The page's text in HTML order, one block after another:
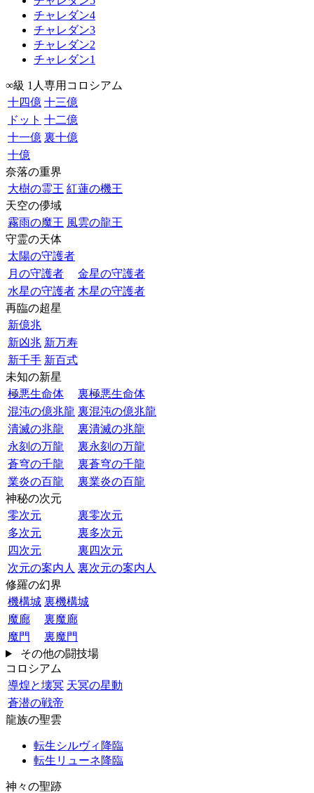
チャレダン4
チャレダン3
チャレダン2
チャレダン1
∞級 1人専用コロシアム
十四億 十三億
ドット 十二億
十一億 裏十億
十億
奈落の重界
大樹の霊王 紅蓮の機王
天空の儚域
霧雨の魔王 風雲の龍王
守霊の天体
太陽の守護者
月の守護者
金星の守護者
水星の守護者 木星の守護者
再臨の超星
新億兆
新凶兆 新万寿
新千手 新百式
未知の新星
極悪生命体
裏極悪生命体
混沌の億兆龍 裏混沌の億兆龍
潰滅の兆龍
裏潰滅の兆龍
永刻の万龍
裏永刻の万龍
蒼穹の千龍
裏蒼穹の千龍
業炎の百龍
裏業炎の百龍
神秘の次元
零次元
裏零次元
多次元
裏多次元
四次元
裏四次元
次元の案内人 裏次元の案内人
修羅の幻界
機構城 裏機構城
魔廊
裏魔廊
魔門
裏魔門
その他の闘技場
コロシアム
導煌と壊冥 天冥の星動
蒼潜の戦帝
龍族の聖雲
転生シルヴィ降臨
転生リューネ降臨
神々の聖跡